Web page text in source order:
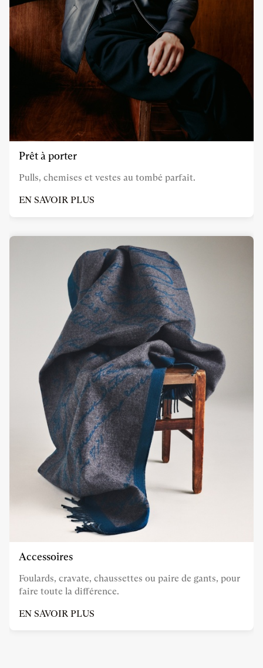
Prêt à porter
Pulls, chemises et vestes au tombé parfait.
EN SAVOIR PLUS
Accessoires
Foulards, cravate, chaussettes ou paire de gants, pour
faire toute la différence.
EN SAVOIR PLUS